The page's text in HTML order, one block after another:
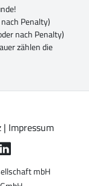
Penalty)
nach Penalty)
zählen die
| Impressum
mbH